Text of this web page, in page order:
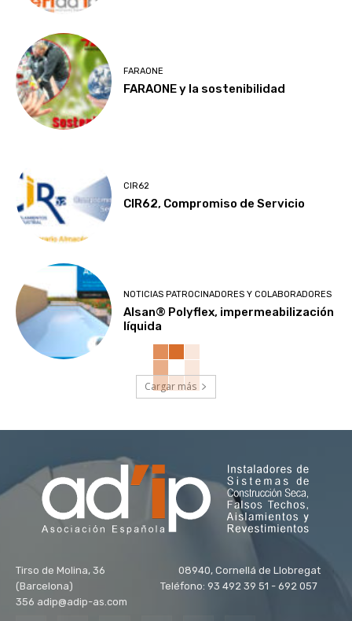
FARAONE
FARAONE y la sostenibilidad
CIR62
CIR62, Compromiso de Servicio
NOTICIAS PATROCINADORES Y COLABORADORES
Alsan® Polyflex, impermeabilización
líquida
Cargar más
Tirso de Molina, 36 08940, Cornellá de Llobregat
(Barcelona) Teléfono: 93 492 39 51 - 692 057
356 adip@adip-as.com